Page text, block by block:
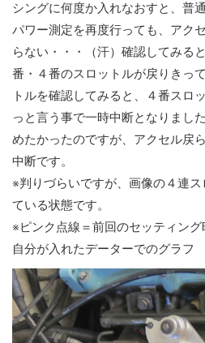
シングに何度か入れなおすと、普
パワー測定を再度行っても、アク
らない・・・（汗）確認してみる
番・４番のスロットルが戻りきっ
トルを確認してみると、４番スロ
っと言う事で一時中断となりまし
めたかったのですが、アクセル戻
中断です。
※判りづらいですが、画像の４連
ている状態です。
※ピンク点線＝前回のセッティン
自分が入れたデーターでのグラフ